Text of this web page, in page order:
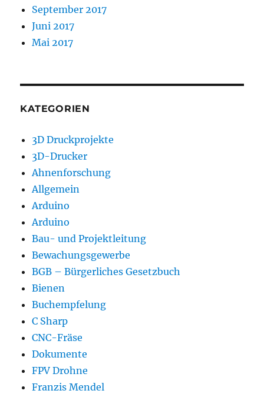
September 2017
Juni 2017
Mai 2017
KATEGORIEN
3D Druckprojekte
3D-Drucker
Ahnenforschung
Allgemein
Arduino
Arduino
Bau- und Projektleitung
Bewachungsgewerbe
BGB – Bürgerliches Gesetzbuch
Bienen
Buchempfelung
C Sharp
CNC-Fräse
Dokumente
FPV Drohne
Franzis Mendel